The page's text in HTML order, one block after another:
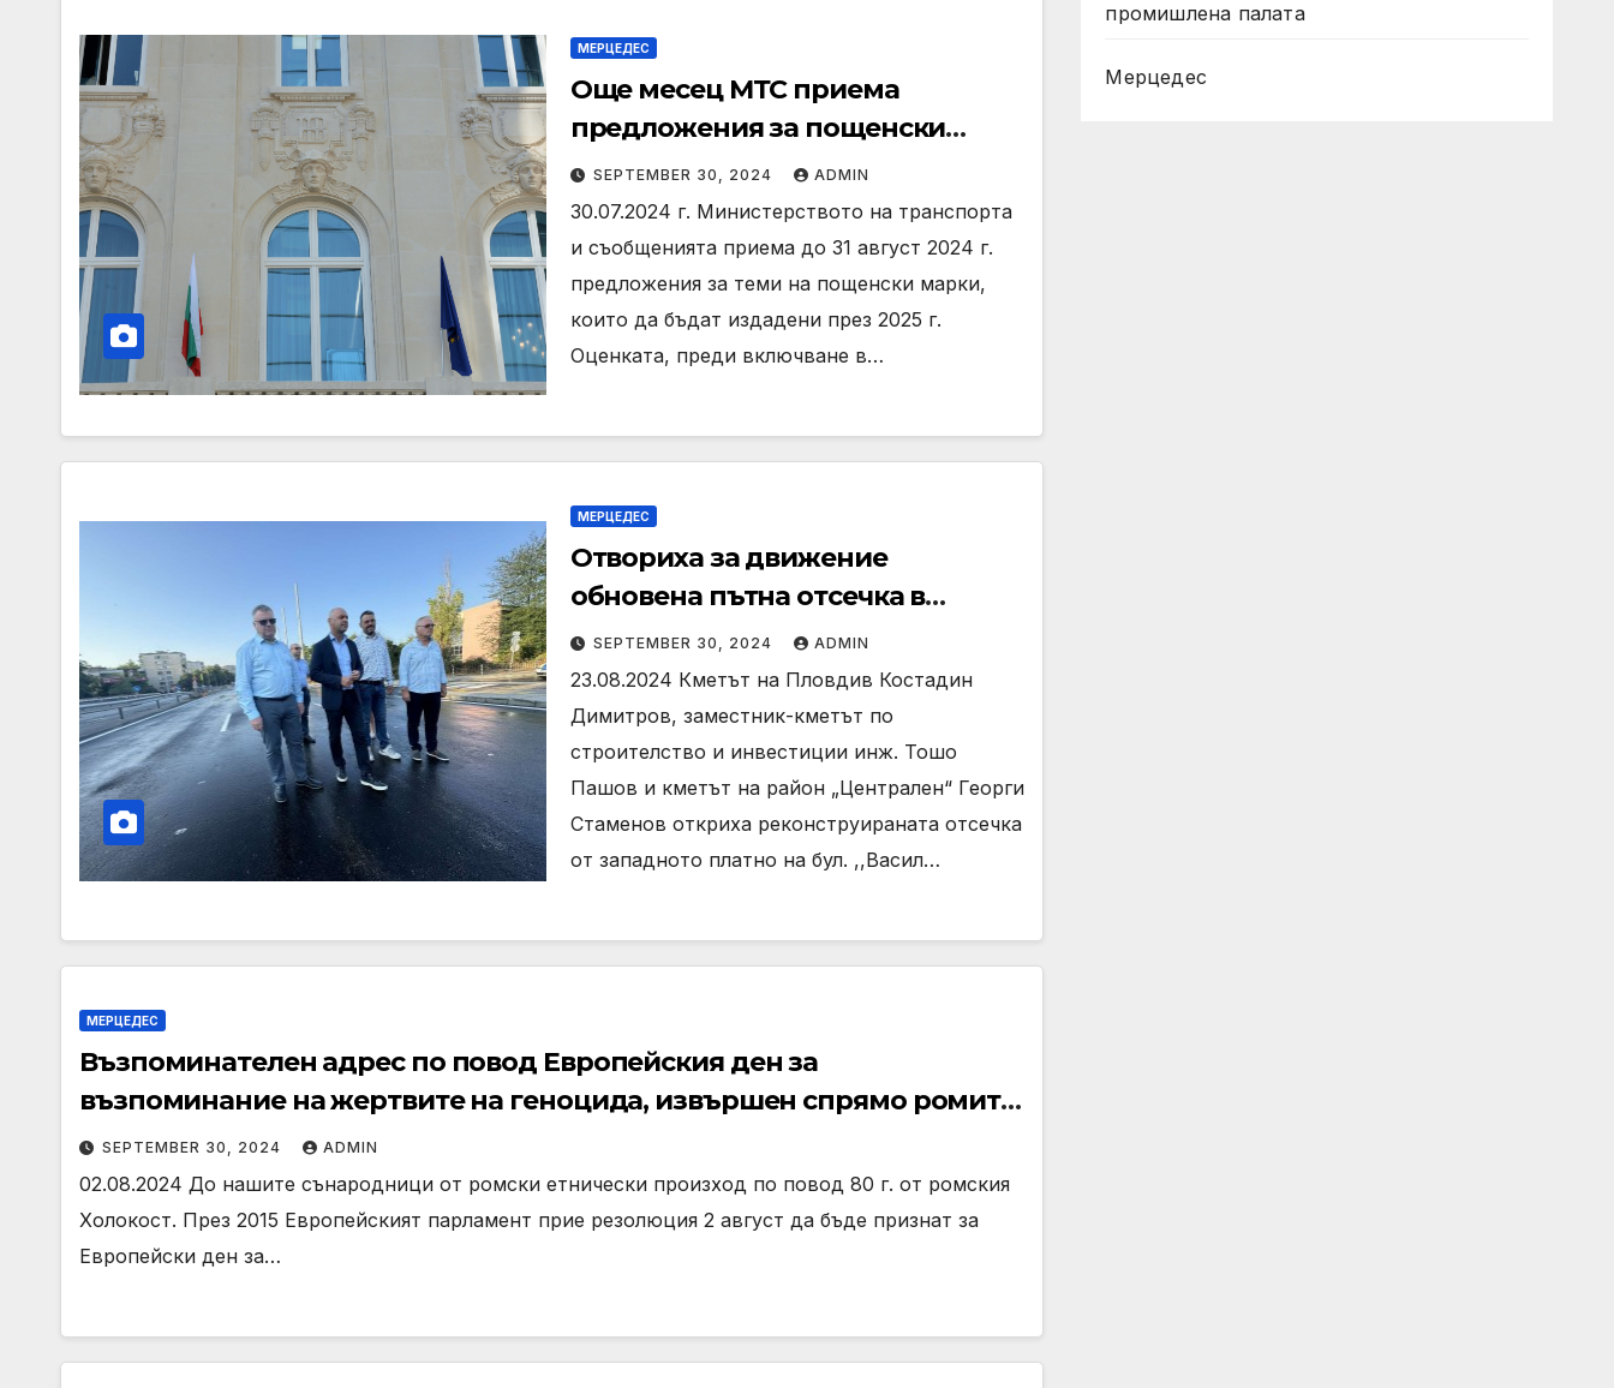
МЕРЦЕДЕС
Още месец МТС приема
предложения за пощенски
марки през 2025 г.
SEPTEMBER 30, 2024 ADMIN
30.07.2024 г. Министерството на транспорта
и съобщенията приема до 31 август 2024 г.
предложения за теми на пощенски марки,
които да бъдат издадени през 2025 г.
Оценката, преди включване в…
МЕРЦЕДЕС
Отвориха за движение
обновена пътна отсечка в
Пловдив
SEPTEMBER 30, 2024 ADMIN
23.08.2024 Кметът на Пловдив Костадин
Димитров, заместник-кметът по
строителство и инвестиции инж. Тошо
Пашов и кметът на район „Централен“ Георги
Стаменов откриха реконструираната отсечка
от западното платно на бул. ,,Васил…
МЕРЦЕДЕС
Възпоминателен адрес по повод Европейския ден за
възпоминание на жертвите на геноцида, извършен спрямо ромите
по време на Втората световна война
SEPTEMBER 30, 2024 ADMIN
02.08.2024 До нашите сънародници от ромски етнически произход по повод 80 г. от ромския
Холокост. През 2015 Европейският парламент прие резолюция 2 август да бъде признат за
Европейски ден за…
промишлена палaта
Мерцедес